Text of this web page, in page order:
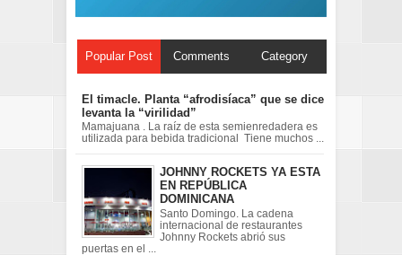
Popular Post Comments Category
El timacle. Planta “afrodisíaca” que se dice
levanta la “virilidad”
Mamajuana . La raíz de esta semienredadera es
utilizada para bebida tradicional Tiene muchos ...
JOHNNY ROCKETS YA ESTA
EN REPÚBLICA
DOMINICANA
Santo Domingo. La cadena
internacional de restaurantes
Johnny Rockets abrió sus
puertas en el ...